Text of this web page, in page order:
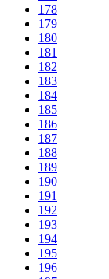
178
179
180
181
182
183
184
185
186
187
188
189
190
191
192
193
194
195
196